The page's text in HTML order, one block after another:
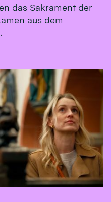
das Sakrament der
aus dem